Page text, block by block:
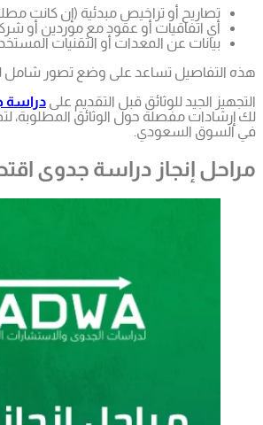
تصاريح أو تراخيص مبدئية (إن كانت
أي اتفاقيات أو عقود مع موردين أو
بيانات عن المعدات أو التقنيات
هذه التفاصيل تساعد على وضع تصور شامل
التجهيز الجيد للوثائق قبل التقديم على دراسة
لك إرشادات مفصلة حول الوثائق
في السوق السعودي.
مراحل إنجاز دراسة جدوى